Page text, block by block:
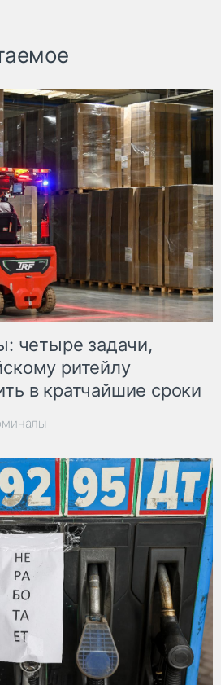
четыре задачи,
ритейлу
в кратчайшие сроки